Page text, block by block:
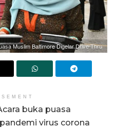
Muslim Baltimore Digelar Drive-Thru
buka puasa
virus corona